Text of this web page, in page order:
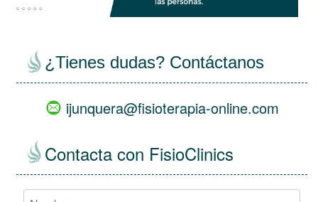
¿Tienes dudas? Contáctanos
ijunquera@fisioterapia-online.com
Contacta con FisioClinics